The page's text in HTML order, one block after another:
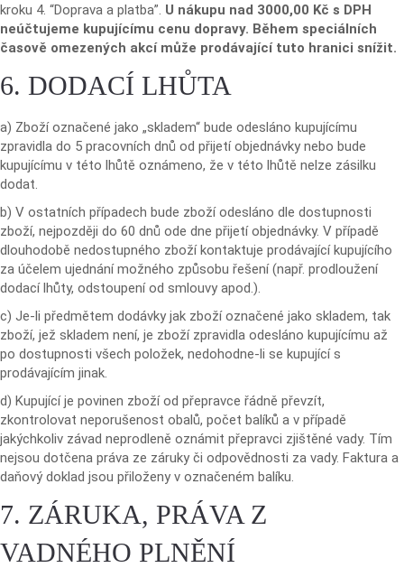
kroku 4. “Doprava a platba”. U nákupu nad 3000,00 Kč s DPH
neúčtujeme kupujícímu cenu dopravy. Během speciálních
časově omezených akcí může prodávající tuto hranici snížit.
6. DODACÍ LHŮTA
a) Zboží označené jako „skladem“ bude odesláno kupujícímu
zpravidla do 5 pracovních dnů od přijetí objednávky nebo bude
kupujícímu v této lhůtě oznámeno, že v této lhůtě nelze zásilku
dodat.
b) V ostatních případech bude zboží odesláno dle dostupnosti
zboží, nejpozději do 60 dnů ode dne přijetí objednávky. V případě
dlouhodobě nedostupného zboží kontaktuje prodávající kupujícího
za účelem ujednání možného způsobu řešení (např. prodloužení
dodací lhůty, odstoupení od smlouvy apod.).
c) Je-li předmětem dodávky jak zboží označené jako skladem, tak
zboží, jež skladem není, je zboží zpravidla odesláno kupujícímu až
po dostupnosti všech položek, nedohodne-li se kupující s
prodávajícím jinak.
d) Kupující je povinen zboží od přepravce řádně převzít,
zkontrolovat neporušenost obalů, počet balíků a v případě
jakýchkoliv závad neprodleně oznámit přepravci zjištěné vady. Tím
nejsou dotčena práva ze záruky či odpovědnosti za vady. Faktura a
daňový doklad jsou přiloženy v označeném balíku.
7. ZÁRUKA, PRÁVA Z
VADNÉHO PLNĚNÍ